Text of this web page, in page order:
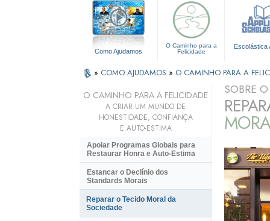
Como Ajudamos
O Caminho para a
Felicidade
Escolástica
» COMO AJUDAMOS » O CAMINHO PARA A
SOBRE
O CAMINHO PARA A FELICIDADE
A CRIAR UM MUNDO DE
HONESTIDADE, CONFIANÇA
E AUTO-ESTIMA
Apoiar Programas Globais para
Restaurar Honra e Auto-Estima
Estancar o Declínio dos
Standards Morais
Reparar o Tecido Moral da
Sociedade